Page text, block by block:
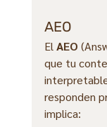
AEO
El AEO
que tu
responden
implica: